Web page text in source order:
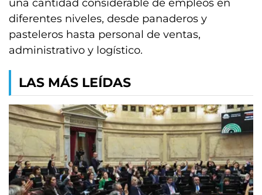
una cantidad considerable de empleos en
diferentes niveles, desde panaderos y
pasteleros hasta personal de ventas,
administrativo y logístico.
LAS MÁS LEÍDAS